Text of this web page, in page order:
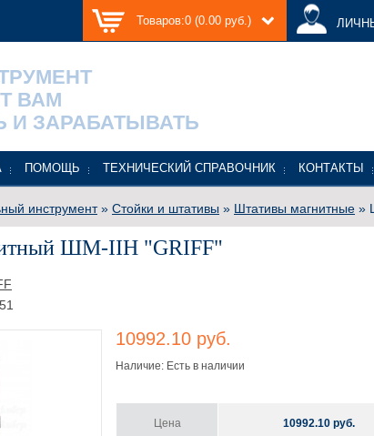
Товаров:0 (0.00 руб.)
ВАМ
И ЗАРАБАТЫВАТЬ
ПОМОЩЬ ТЕХНИЧЕСКИЙ СПРАВОЧНИК КОНТАКТЫ
инструмент» Стойки и штативы » Штативы магнитные »
ШМ-IIН "GRIFF"
10992.10 руб.
Наличие: Есть в наличии
Цена 10992.10 руб.